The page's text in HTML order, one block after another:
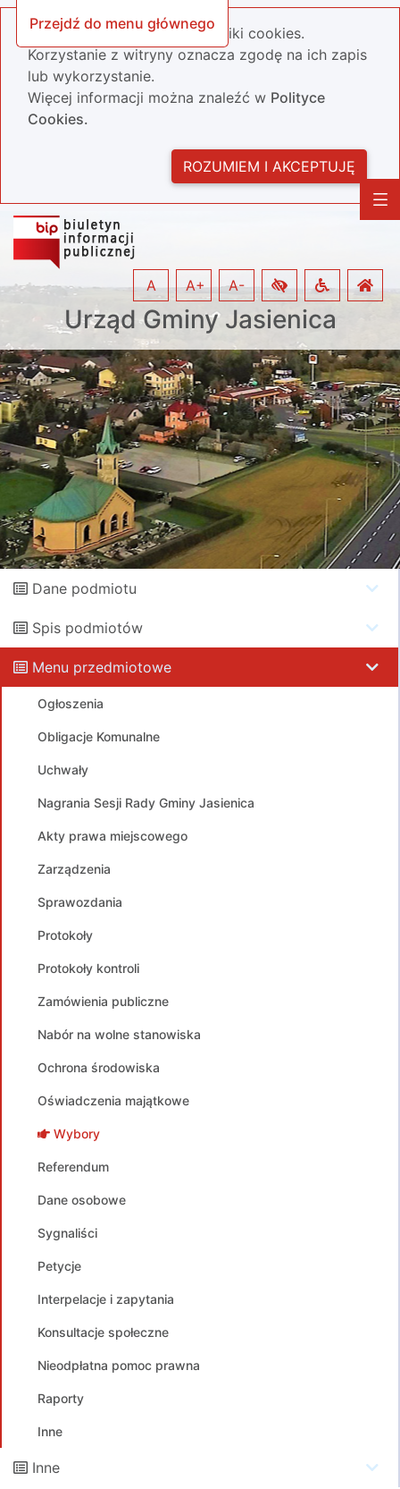
Przejdź do menu głównego
Nasza strona wykorzystuje pliki cookies.
Korzystanie z witryny oznacza zgodę na ich zapis
lub wykorzystanie.
Więcej informacji można znaleźć w Polityce
Cookies.
ROZUMIEM I AKCEPTUJĘ
Urząd Gminy Jasienica
A A+ A-
Dane podmiotu
Spis podmiotów
Menu przedmiotowe
Ogłoszenia
Obligacje Komunalne
Uchwały
Nagrania Sesji Rady Gminy Jasienica
Akty prawa miejscowego
Zarządzenia
Sprawozdania
Protokoły
Protokoły kontroli
Zamówienia publiczne
Nabór na wolne stanowiska
Ochrona środowiska
Oświadczenia majątkowe
Wybory
Referendum
Dane osobowe
Sygnaliści
Petycje
Interpelacje i zapytania
Konsultacje społeczne
Nieodpłatna pomoc prawna
Raporty
Inne
Inne